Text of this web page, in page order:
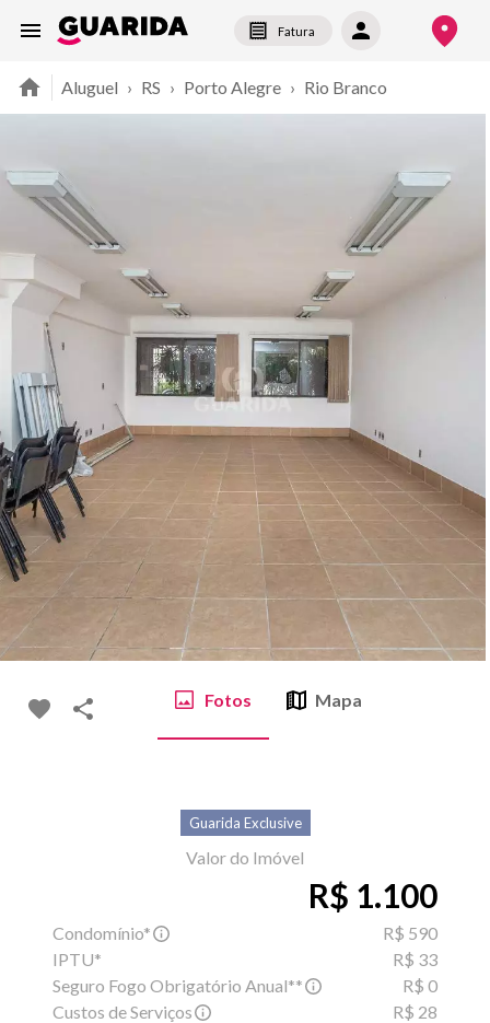
Fatura
Aluguel › RS › Porto Alegre › Rio Branco
Fotos Mapa
Guarida Exclusive
Valor do Imóvel
R$ 1.100
Condomínio*
R$ 590
IPTU*
R$ 33
Seguro Fogo Obrigatório Anual**
R$ 0
Custos de Serviços
R$ 28